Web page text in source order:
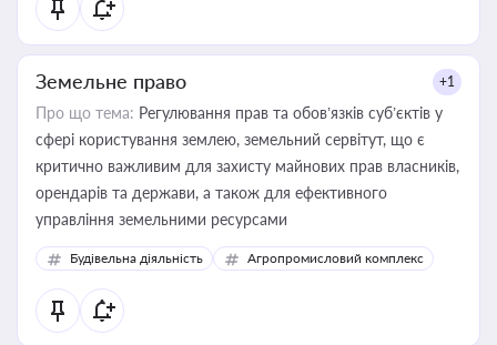
Земельне право +1
Про що тема: Регулювання прав та обов’язків суб’єктів у
сфері користування землею, земельний сервітут, що є
критично важливим для захисту майнових прав власників,
орендарів та держави, а також для ефективного
управління земельними ресурсами
Будівельна діяльність Агропромисловий комплекс